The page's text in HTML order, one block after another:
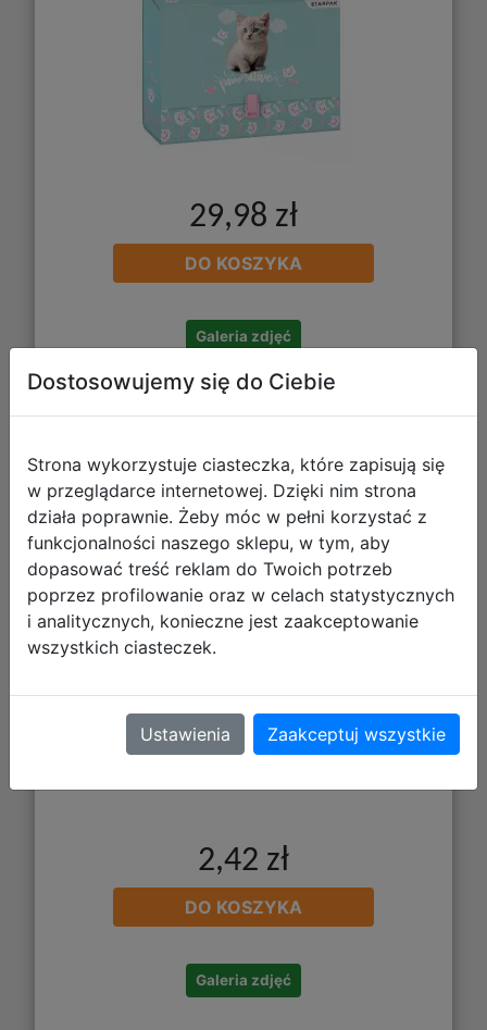
29,98 zł
DO KOSZYKA
Galeria zdjęć
Starpak Linijka 15cm 447742
2,42 zł
DO KOSZYKA
Galeria zdjęć
Dostosowujemy się do Ciebie
Strona wykorzystuje ciasteczka, które zapisują się
w przeglądarce internetowej. Dzięki nim strona
działa poprawnie. Żeby móc w pełni korzystać z
funkcjonalności naszego sklepu, w tym, aby
dopasować treść reklam do Twoich potrzeb
poprzez profilowanie oraz w celach statystycznych
i analitycznych, konieczne jest zaakceptowanie
wszystkich ciasteczek.
Ustawienia Zaakceptuj wszystkie